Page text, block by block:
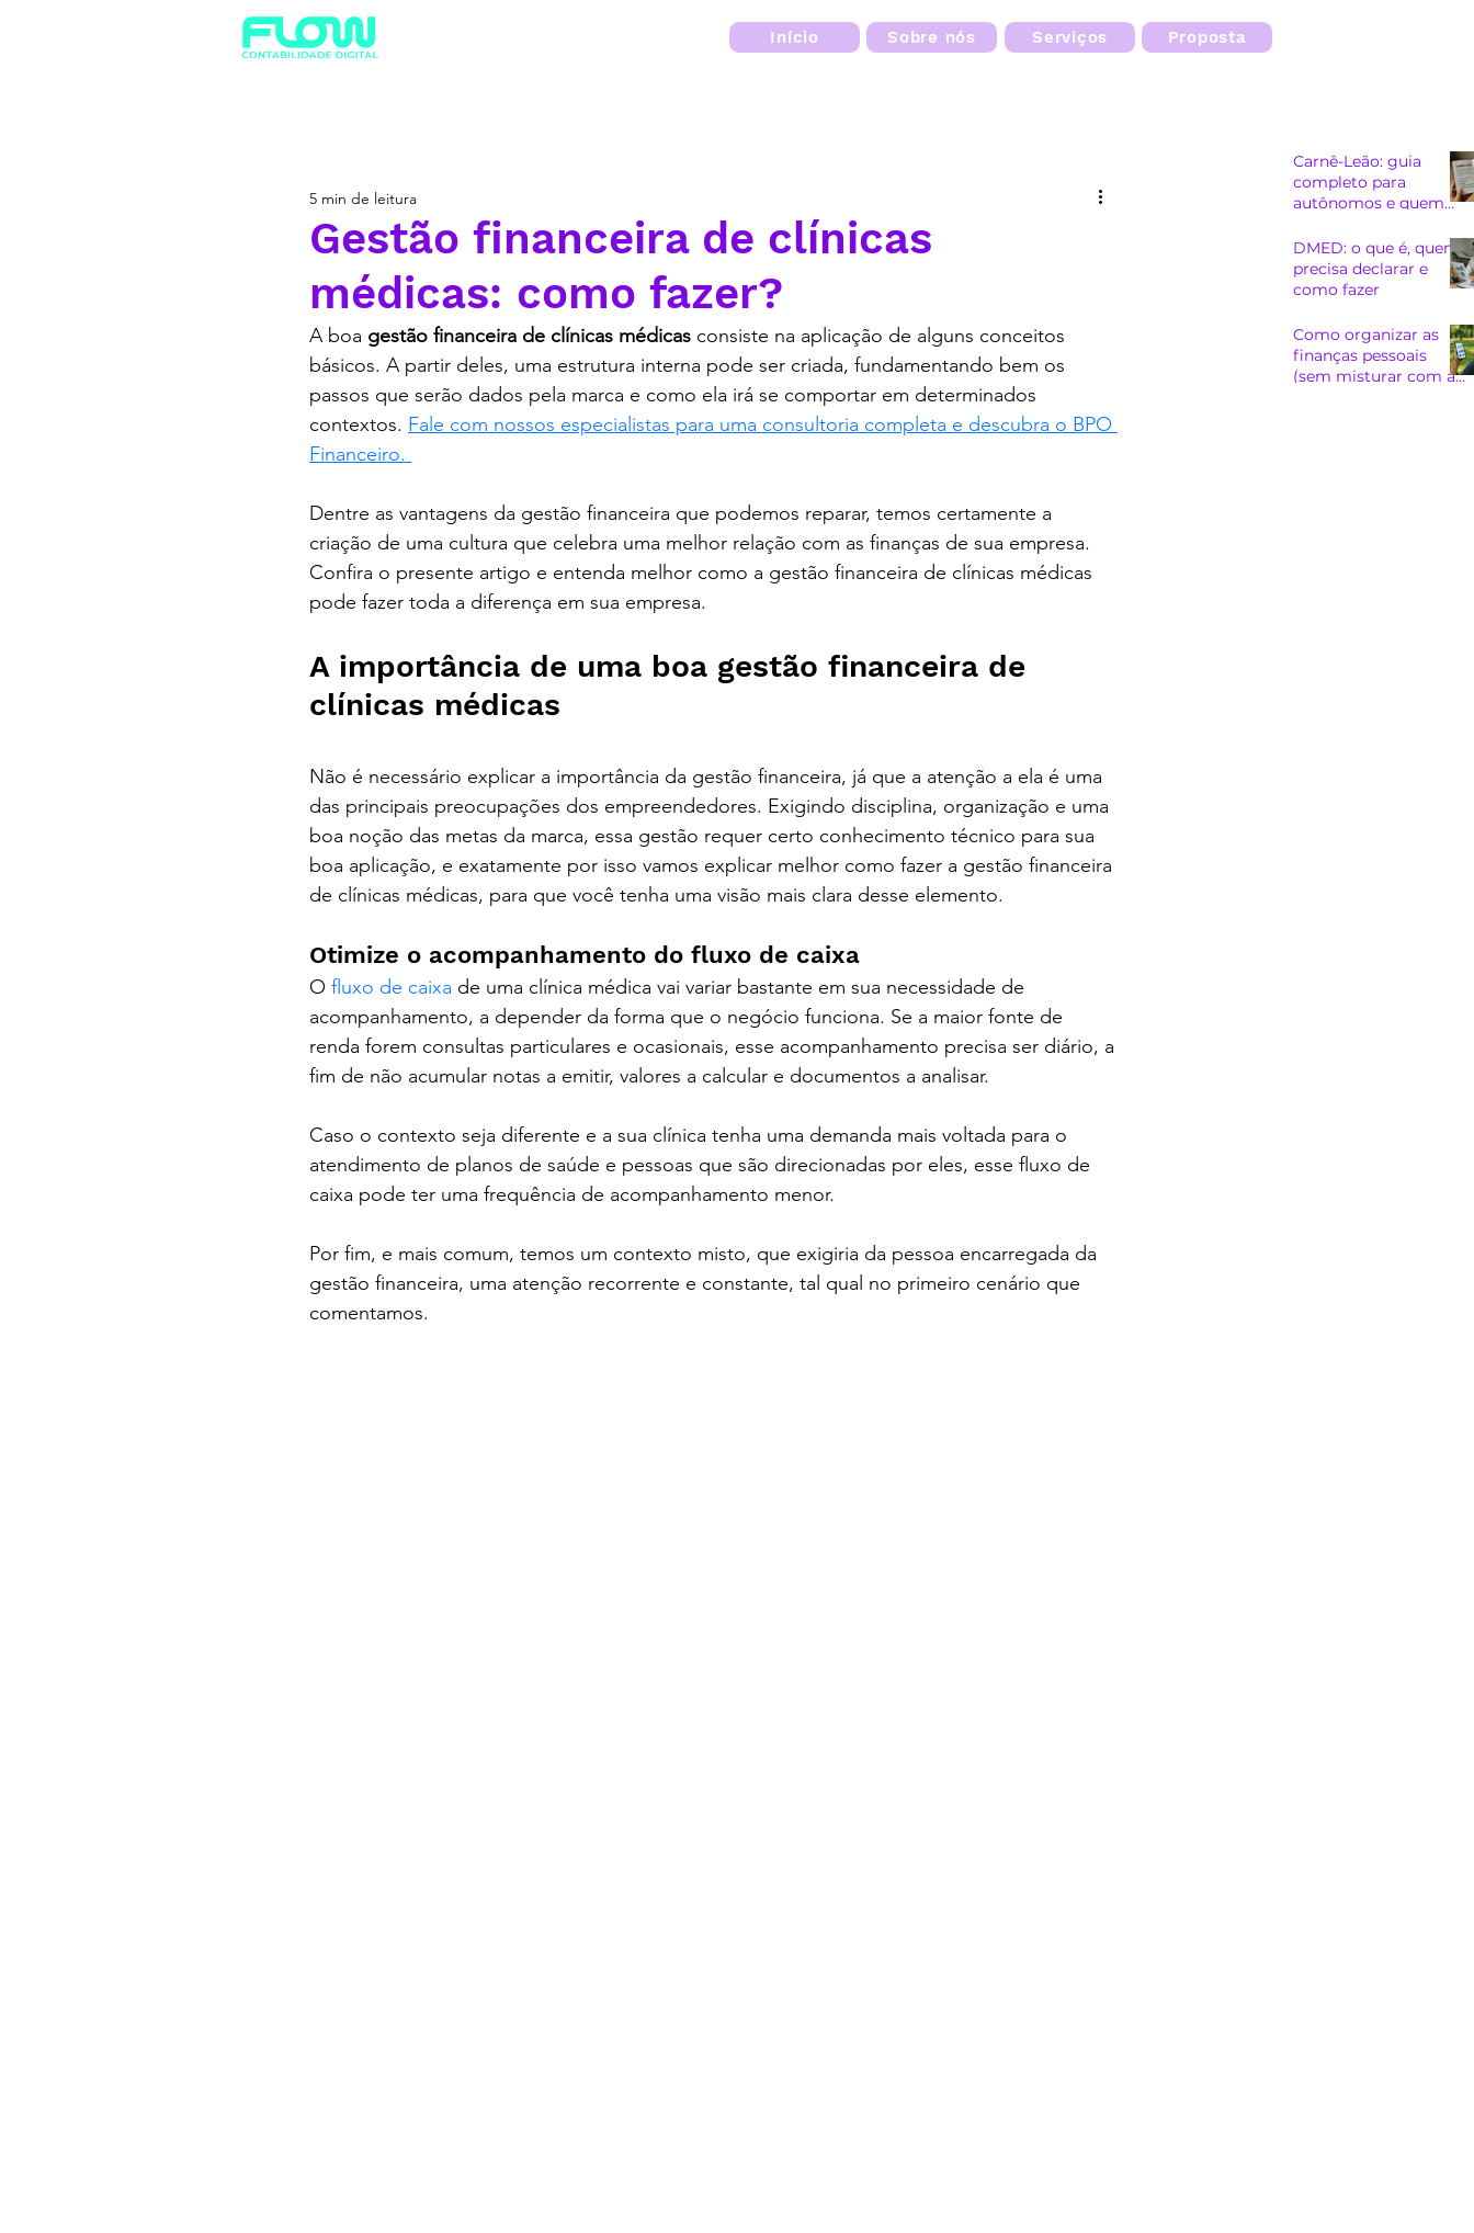
Início Sobre nós Serviços Proposta
Gestão financeira de clínicas
médicas: como fazer?
5 min de leitura
A boa gestão financeira de clínicas médicas consiste na aplicação de alguns conceitos
básicos. A partir deles, uma estrutura interna pode ser criada, fundamentando bem os
passos que serão dados pela marca e como ela irá se comportar em determinados
contextos. Fale com nossos especialistas para uma consultoria completa e descubra o BPO
Financeiro.
Dentre as vantagens da gestão financeira que podemos reparar, temos certamente a
criação de uma cultura que celebra uma melhor relação com as finanças de sua empresa.
Confira o presente artigo e entenda melhor como a gestão financeira de clínicas médicas
pode fazer toda a diferença em sua empresa.
A importância de uma boa gestão financeira de
clínicas médicas
Não é necessário explicar a importância da gestão financeira, já que a atenção a ela é uma
das principais preocupações dos empreendedores. Exigindo disciplina, organização e uma
boa noção das metas da marca, essa gestão requer certo conhecimento técnico para sua
boa aplicação, e exatamente por isso vamos explicar melhor como fazer a gestão financeira
de clínicas médicas, para que você tenha uma visão mais clara desse elemento.
Otimize o acompanhamento do fluxo de caixa
O fluxo de caixa de uma clínica médica vai variar bastante em sua necessidade de
acompanhamento, a depender da forma que o negócio funciona. Se a maior fonte de
renda forem consultas particulares e ocasionais, esse acompanhamento precisa ser diário, a
fim de não acumular notas a emitir, valores a calcular e documentos a analisar.
Caso o contexto seja diferente e a sua clínica tenha uma demanda mais voltada para o
atendimento de planos de saúde e pessoas que são direcionadas por eles, esse fluxo de
caixa pode ter uma frequência de acompanhamento menor.
Por fim, e mais comum, temos um contexto misto, que exigiria da pessoa encarregada da
gestão financeira, uma atenção recorrente e constante, tal qual no primeiro cenário que
comentamos.
Carnê-Leão: guia
completo para
autônomos e quem
física
DMED: o que é, quem
precisa declarar e
como fazer
Como organizar as
finanças pessoais
(sem misturar com as